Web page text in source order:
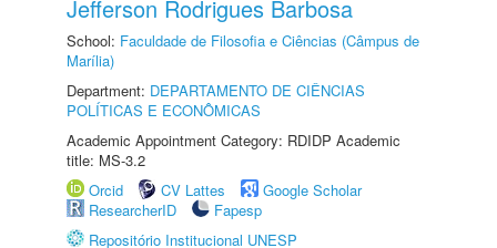
Jefferson Rodrigues Barbosa
School: Faculdade de Filosofia e Ciências (Câmpus de
Marília)
Department: DEPARTAMENTO DE CIÊNCIAS
POLÍTICAS E ECONÔMICAS
Academic Appointment Category: RDIDP Academic
title: MS-3.2
Orcid
CV Lattes
Google Scholar
ResearcherID
Fapesp
Repositório Institucional UNESP